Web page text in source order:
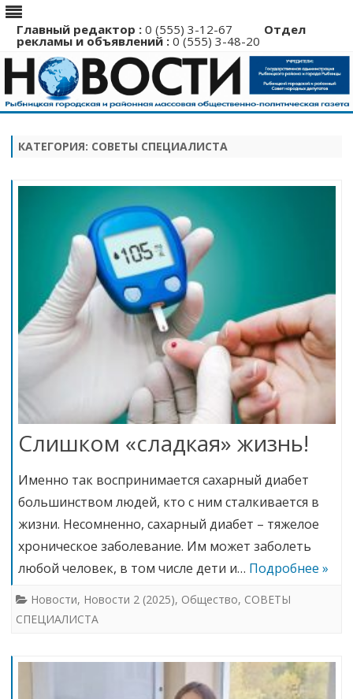
Главный редактор : 0 (555) 3-12-67 Отдел
рекламы и объявлений : 0 (555) 3-48-20
Перейти
содержимому
КАТЕГОРИЯ: СОВЕТЫ СПЕЦИАЛИСТА
Слишком «сладкая» жизнь!
Именно так воспринимается сахарный диабет
большинством людей, кто с ним сталкивается в
жизни. Несомненно, сахарный диабет – тяжелое
хроническое заболевание. Им может заболеть
любой человек, в том числе дети и… Подробнее »
Новости, Новости 2 (2025), Общество, СОВЕТЫ
СПЕЦИАЛИСТА